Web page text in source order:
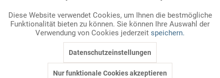
die Bundesrepublik in der Regel keine Spitzenplätze. Aber es
gibt Bereiche, in denen das deutsche Bildungssystem durchaus
Welchen Download brauchen Sie?
Marketing Inaktiv
Diese Website verwendet Cookies, um Ihnen die bestmögliche
Funktionalität bieten zu können. Sie können Ihre Auswahl der
Verwendung von Cookies jederzeit speichern.
Datenschutzeinstellungen
Nur funktionale Cookies akzeptieren